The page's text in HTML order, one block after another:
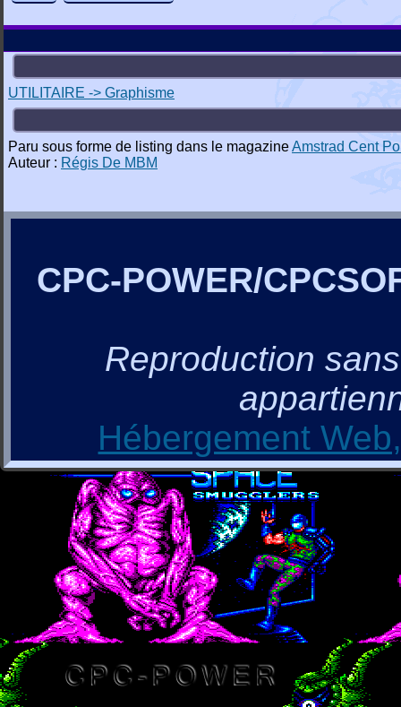
UTILITAIRE -> Graphisme
Paru sous forme de listing dans le magazineAmstrad Cent
Auteur : Régis De MBM
CPC-POWER/
Reproduction
Hébergement